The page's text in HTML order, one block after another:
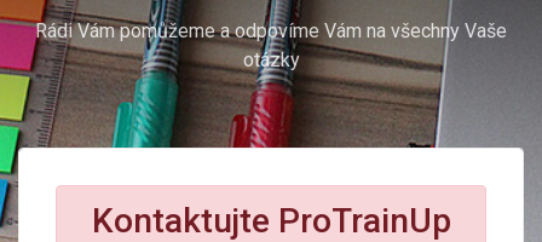
Rádi Vám pomůžeme a odpovíme Vám na všechny Vaše
otázky
Kontaktujte ProTrainUp